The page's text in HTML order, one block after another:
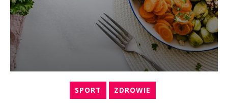
SPORT ZDROWIE